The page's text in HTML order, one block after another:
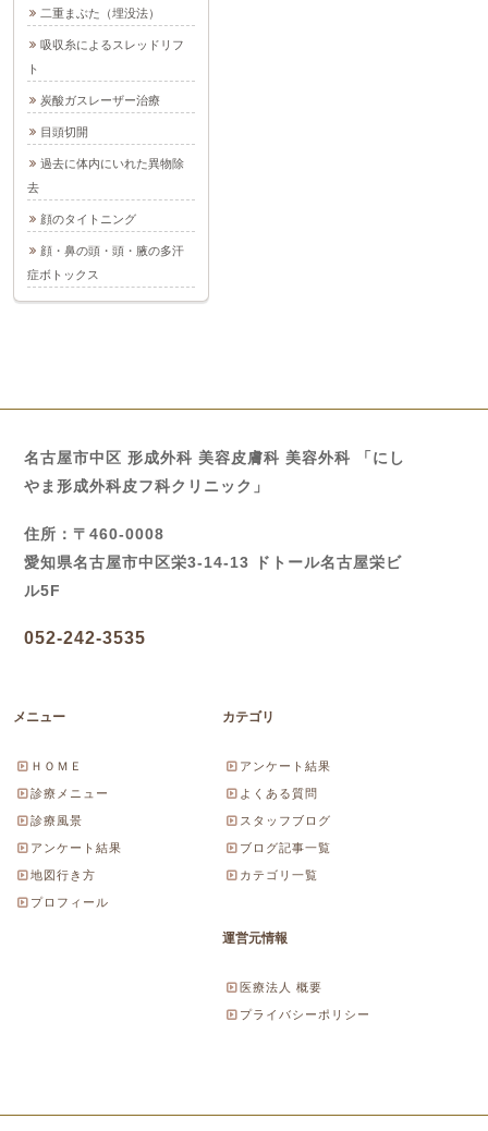
二重まぶた（埋没法）
吸収糸によるスレッドリフ
ト
炭酸ガスレーザー治療
目頭切開
過去に体内にいれた異物除
去
顔のタイトニング
顔・鼻の頭・頭・腋の多汗
症ボトックス
名古屋市中区 形成外科 美容皮膚科 美容外科 「にし
やま形成外科皮フ科クリニック」
住所：〒460-0008
愛知県名古屋市中区栄3-14-13 ドトール名古屋栄ビ
ル5F
052-242-3535
メニュー
ＨＯＭＥ
診療メニュー
診療風景
アンケート結果
地図行き方
プロフィール
カテゴリ
アンケート結果
よくある質問
スタッフブログ
ブログ記事一覧
カテゴリ一覧
運営元情報
医療法人 概要
プライバシーポリシー